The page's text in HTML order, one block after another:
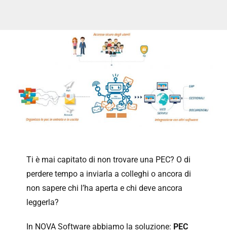
Ti è mai capitato di non trovare una PEC? O di
perdere tempo a inviarla a colleghi o ancora di
non sapere chi l’ha aperta e chi deve ancora
leggerla?
In NOVA Software abbiamo la soluzione: PEC